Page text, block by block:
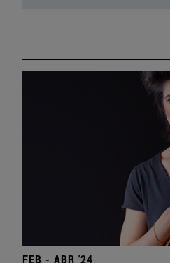
FEB - ABR '24